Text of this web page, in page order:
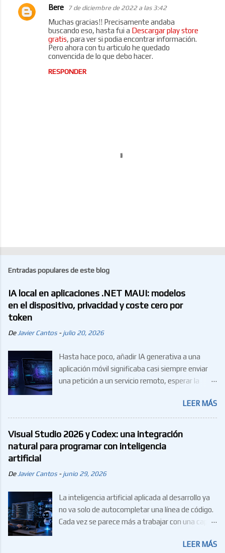
C
Bere 7 de diciembre de 2022 a las 3:42
Muchas gracias!! Precisamente andaba
buscando eso, hasta fui a Descargar play store
gratis, para ver si podia encontrar información.
Pero ahora con tu articulo he quedado
convencida de lo que debo hacer.
RESPONDER
l
a
u
n
c
o
n
t
a
r
i
Entradas populares de este blog
IA local en aplicaciones .NET MAUI: modelos
en el dispositivo, privacidad y coste cero por
token
De Javier Cantos -julio 20, 2026
Hasta hace poco, añadir IA generativa a una
aplicación móvil significaba casi siempre enviar
una petición a un servicio remoto, esperar la
Microsoft Build 2026 puso otra opción en primer
plano para .NET MAUI: ejecutar modelos y
capacidades de IA en el propio dispositivo. No es
solamente una forma de ahorrar. Si el caso de
uso encaja, la IA local permite trabajar sin
y evita que la latencia de red forme parte de la
responsabilidades que antes asumía el proveedor
de la API: compatibilidad de hardware, descarga
del modelo, memoria, batería, actualizaciones y
calidad de las respuestas. Qué anunció Microsoft
y qué conviene matizar En el resumen oficial de
LEER MÁS
Visual Studio 2026 y Codex: una integración
natural para programar con inteligencia
artificial
De Javier Cantos -junio 29, 2026
La inteligencia artificial aplicada al desarrollo ya
no va solo de autocompletar una línea de código.
Cada vez se parece más a trabajar con una capa
leer contexto, proponer cambios, ejecutar tareas
LEER MÁS